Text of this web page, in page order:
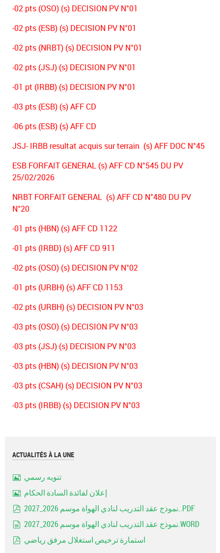
-02 pts (OSO) (s) DECISION PV N°01
-02 pts (ESB) (s) DECISION PV N°01
-02 pts (NRBT) (s) DECISION PV N°01
-02 pts (JSJ) (s) DECISION PV N°01
-01 pt (IRBB) (s) DECISION PV N°01
-03 pts (ESB) (s) AFF CD
-06 pts (ESB) (s) AFF CD
JSJ- IRBB resultat acquis sur terrain (s) AFF DOC N°45
ESB FORFAIT GENERAL (s) AFF CD N°545 DU PV
25/02/2026
NRBT FORFAIT GENERAL (s) AFF CD N°480 DU PV
N°20
-01 pts (HBN) (s) AFF CD 1122
-01 pts (IRBD) (s) AFF CD 911
-02 pts (OSO) (s) DECISION PV N°02
-01 pts (URBH) (s) AFF CD 1153
-02 pts (URBH) (s) DECISION PV N°03
-03 pts (OSO) (s) DECISION PV N°03
-03 pts (JSJ) (s) DECISION PV N°03
-03 pts (HBN) (s) DECISION PV N°03
-03 pts (CSAH) (s) DECISION PV N°03
-03 pts (IRBB) (s) DECISION PV N°03
ACTUALITÉS À LA UNE
تنويه رسمي
إعلان لفائدة السادة الحكام
نموذج عقد التدريب لنادي الهواة موسم 2026_2027..PDF
نموذج عقد التدريب لنادي الهواة موسم 2026_2027.WORD
استمارة ترخيص استغلال مرفق رياضي